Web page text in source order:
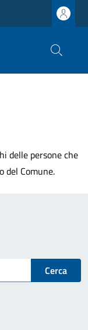
delle persone che
del Comune.
Cerca